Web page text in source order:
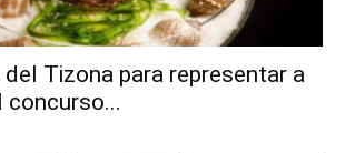
Tizona para representar a
concurso...